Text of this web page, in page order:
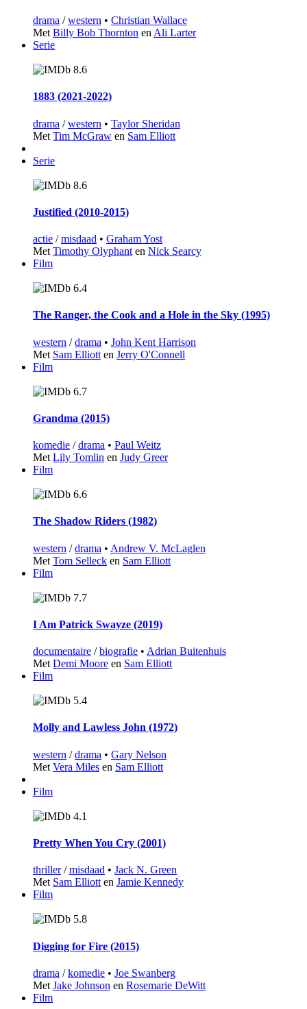
drama /western • Christian Wallace
Met Billy Bob Thornton en Ali Larter
Serie
8.6
1883 (2021‑2022)
drama /western • Taylor Sheridan
Met Tim McGraw en Sam Elliott
Serie
8.6
Justified (2010‑2015)
actie /misdaad • Graham Yost
Met Timothy Olyphant en Nick Searcy
Film
6.4
The Ranger, the Cook and a Hole in the Sky (1995)
western /drama • John Kent Harrison
Met Sam Elliott en Jerry O'Connell
Film
6.7
Grandma (2015)
komedie /drama • Paul Weitz
Met Lily Tomlin en Judy Greer
Film
6.6
The Shadow Riders (1982)
western /drama • Andrew V. McLaglen
Met Tom Selleck en Sam Elliott
Film
7.7
I Am Patrick Swayze (2019)
documentaire /biografie • Adrian Buitenhuis
Met Demi Moore en Sam Elliott
Film
5.4
Molly and Lawless John (1972)
western /drama • Gary Nelson
Met Vera Miles en Sam Elliott
Film
4.1
Pretty When You Cry (2001)
thriller/misdaad • Jack N. Green
Met Sam Elliott en Jamie Kennedy
Film
5.8
Digging for Fire (2015)
drama /komedie • Joe Swanberg
Met Jake Johnson en Rosemarie DeWitt
Film